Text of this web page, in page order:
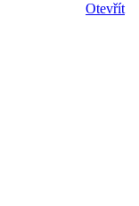
Otevřít